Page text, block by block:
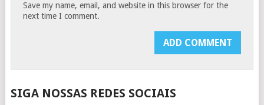
Save my name, email, and website in this browser for the
next time I comment.
SIGA NOSSAS REDES SOCIAIS